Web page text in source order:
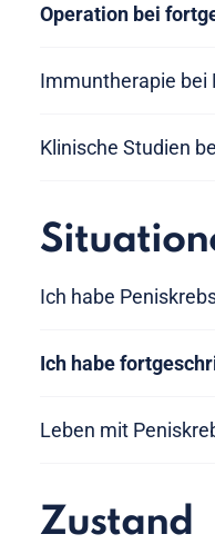
Operation bei
Immuntherapie bei
Klinische Studien
Ich habe
Ich habe
Leben mit
Zustand